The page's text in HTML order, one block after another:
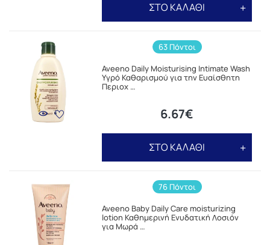
ΣΤΟ ΚΑΛΑΘΙ
63 Πόντοι
Aveeno Daily Moisturising Intimate Wash
Υγρό Καθαρισμού για την Ευαίσθητη
Περιοχ …
6.67€
ΣΤΟ ΚΑΛΑΘΙ
76 Πόντοι
Aveeno Baby Daily Care moisturizing
lotion Καθημερινή Ενυδατική Λοσιόν
για Μωρά …